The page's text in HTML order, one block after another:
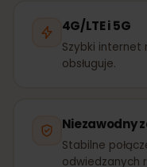
4G/LTE i 5G
Szybki internet
obsługuje.
Niezawodny
Stabilne
odwiedzanych